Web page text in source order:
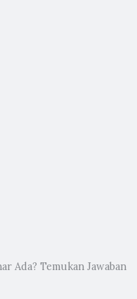
Ada? Temukan Jawaban